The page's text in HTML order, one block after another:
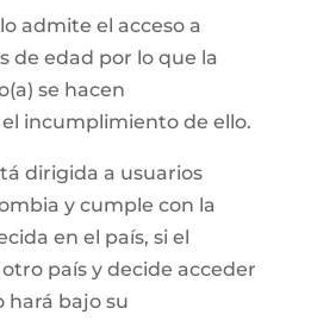
admite el acceso a
de edad por lo que la
se hacen
incumplimiento de ello.
dirigida a usuarios
y cumple con la
en el país, si el
país y decide acceder
hará bajo su